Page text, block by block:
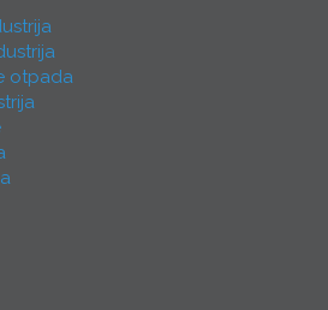
otpada